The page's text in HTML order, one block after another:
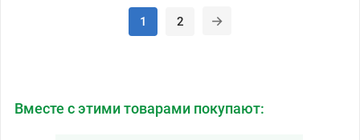
1 2
Вместе с этими товарами покупают: